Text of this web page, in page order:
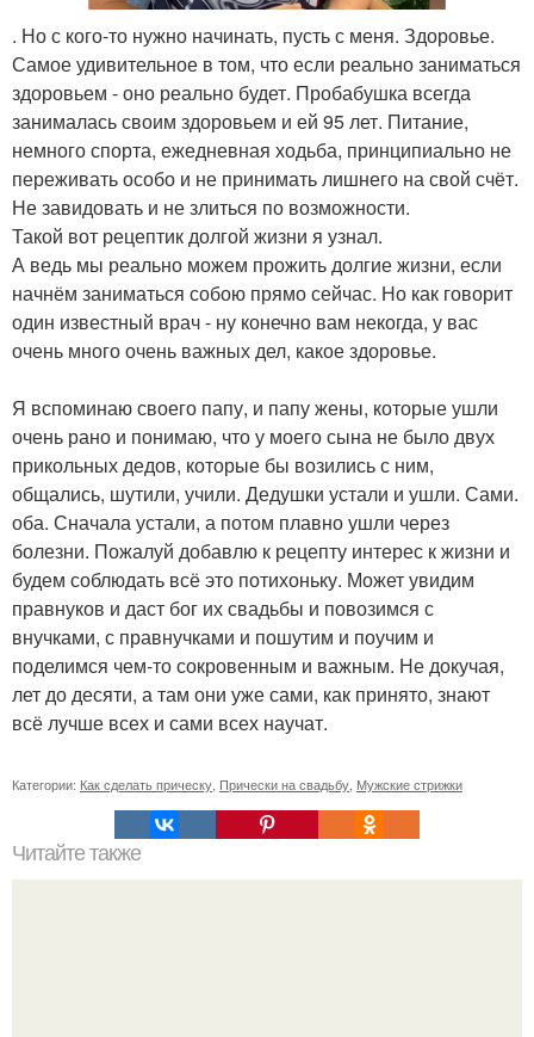
. Но с кого-то нужно начинать, пусть с меня. Здоровье.
Самое удивительное в том, что если реально заниматься
здоровьем - оно реально будет. Пробабушка всегда
занималась своим здоровьем и ей 95 лет. Питание,
немного спорта, ежедневная ходьба, принципиально не
переживать особо и не принимать лишнего на свой счёт.
Не завидовать и не злиться по возможности.
Такой вот рецептик долгой жизни я узнал.
А ведь мы реально можем прожить долгие жизни, если
начнём заниматься собою прямо сейчас. Но как говорит
один известный врач - ну конечно вам некогда, у вас
очень много очень важных дел, какое здоровье.
Я вспоминаю своего папу, и папу жены, которые ушли
очень рано и понимаю, что у моего сына не было двух
прикольных дедов, которые бы возились с ним,
общались, шутили, учили. Дедушки устали и ушли. Сами.
оба. Сначала устали, а потом плавно ушли через
болезни. Пожалуй добавлю к рецепту интерес к жизни и
будем соблюдать всё это потихоньку. Может увидим
правнуков и даст бог их свадьбы и повозимся с
внучками, с правнучками и пошутим и поучим и
поделимся чем-то сокровенным и важным. Не докучая,
лет до десяти, а там они уже сами, как принято, знают
всё лучше всех и сами всех научат.
Категории: Как сделать прическу Прически на свадьбу Мужские стрижки
Читайте также